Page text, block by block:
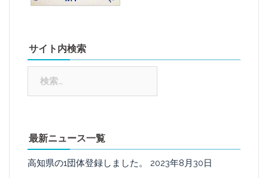
サイト内検索
最新ニュース一覧
高知県の1団体登録しました。
2023年8月30日